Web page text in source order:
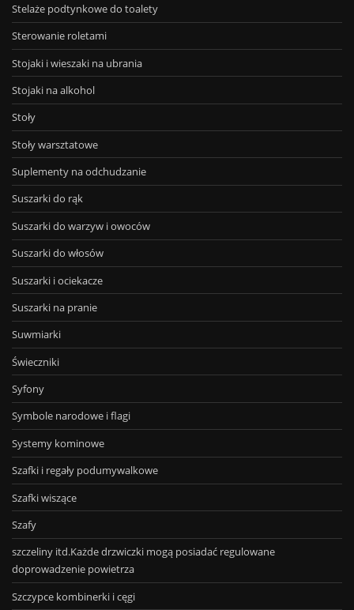
Stelaże podtynkowe do toalety
Sterowanie roletami
Stojaki i wieszaki na ubrania
Stojaki na alkohol
Stoły
Stoły warsztatowe
Suplementy na odchudzanie
Suszarki do rąk
Suszarki do warzyw i owoców
Suszarki do włosów
Suszarki i ociekacze
Suszarki na pranie
Suwmiarki
Świeczniki
Syfony
Symbole narodowe i flagi
Systemy kominowe
Szafki i regały podumywalkowe
Szafki wiszące
Szafy
szczeliny itd.Każde drzwiczki mogą posiadać regulowane
doprowadzenie powietrza
Szczypce kombinerki i cęgi